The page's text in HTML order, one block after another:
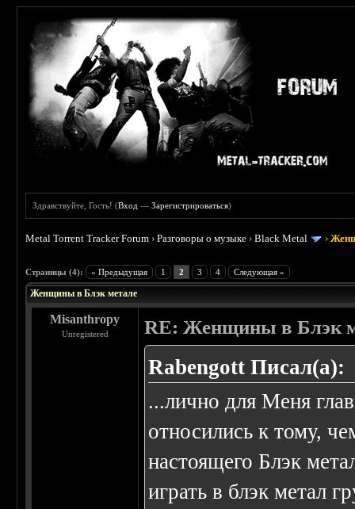
Здравствуйте, Гость! (Вход —Зарегистрироваться)
Metal Torrent Tracker Forum ›Разговоры о музыке ›Black Metal ›
Страницы (4): « Предыдущая 1 2 3 4 Следующая »
Женщины в Блэк метале
Misanthropy
Unregistered RE: Женщины в Блэк
Rabengott Писал(а):
...лично для Меня
относились к тому,
настоящего Блэк
играть в блэк метал